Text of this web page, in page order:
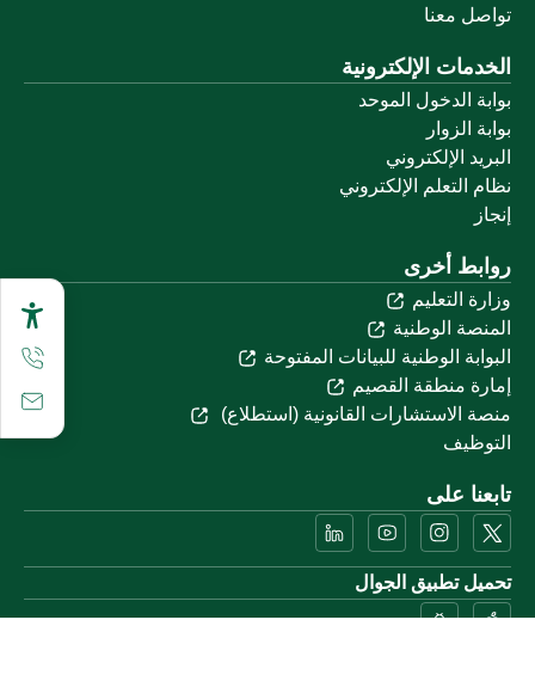
تواصل معنا
الخدمات الإلكترونية
بوابة الدخول الموحد
بوابة الزوار
البريد الإلكتروني
نظام التعلم الإلكتروني
إنجاز
روابط أخرى
وزارة التعليم
المنصة الوطنية
البوابة الوطنية للبيانات المفتوحة
إمارة منطقة القصيم
منصة الاستشارات القانونية (استطلاع)
التوظيف
تابعنا على
تحميل تطبيق الجوال